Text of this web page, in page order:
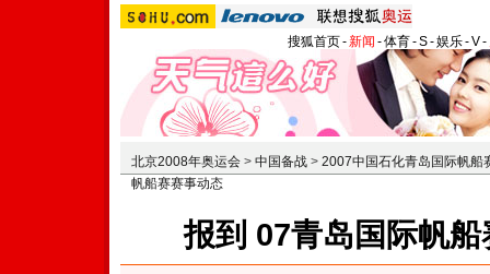
搜狐首页-新闻 -体育-S-娱乐-V-
北京2008年奥运会 > 中国备战 > 2007中国石化青岛国际帆船
帆船赛赛事动态
报到 07青岛国际帆